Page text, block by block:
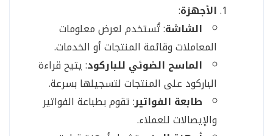
الأجهزة:
الشاشة: تُستخدم لعرض معلومات
المعاملات وقائمة المنتجات أو الخدمات.
الماسح الضوئي للباركود: يتيح قراءة
الباركود على المنتجات لتسجيلها بسرعة.
طابعة الفواتير: تقوم بطباعة الفواتير
والإيصالات للعملاء.